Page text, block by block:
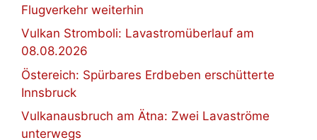
Flugverkehr weiterhin
Vulkan Stromboli: Lavastromüberlauf am
08.08.2026
Östereich: Spürbares Erdbeben erschütterte
Innsbruck
Vulkanausbruch am Ätna: Zwei Lavaströme
unterwegs